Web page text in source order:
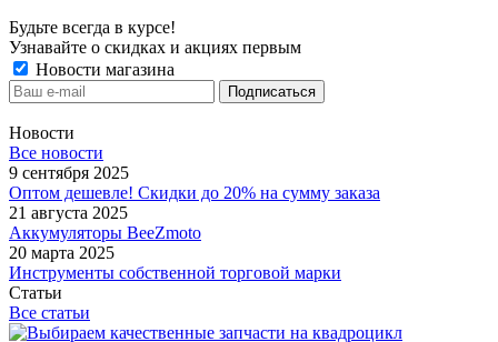
Будьте всегда в курсе!
Узнавайте о скидках и акциях первым
Новости магазина
Новости
Все новости
9 сентября 2025
Оптом дешевле! Скидки до 20% на сумму заказа
21 августа 2025
Аккумуляторы BeeZmoto
20 марта 2025
Инструменты собственной торговой марки
Статьи
Все статьи